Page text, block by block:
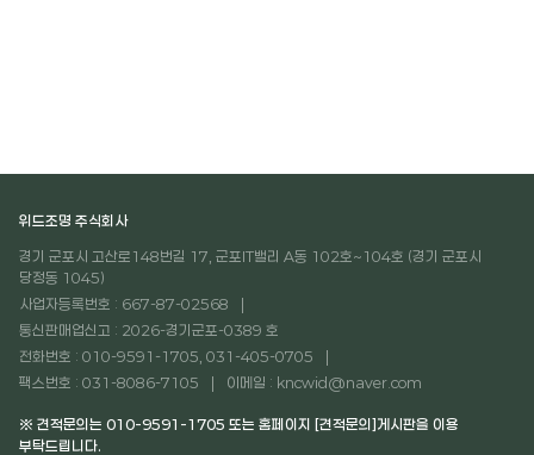
위드조명 주식회사
경기 군포시 고산로148번길 17, 군포IT밸리 A동 102호~104호 (경기 군포시
당정동 1045)
사업자등록번호 : 667-87-02568
통신판매업신고 : 2026-경기군포-0389 호
전화번호 : 010-9591-1705, 031-405-0705
팩스번호 : 031-8086-7105
이메일 : kncwid@naver.com
※ 견적문의는 010-9591-1705 또는 홈페이지 [견적문의]게시판을 이용
부탁드립니다.